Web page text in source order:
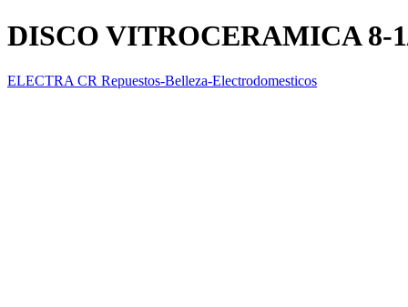
DISCO VITROCERAMICA 8-
ELECTRA CR Repuestos-Belleza-Electrodomesticos